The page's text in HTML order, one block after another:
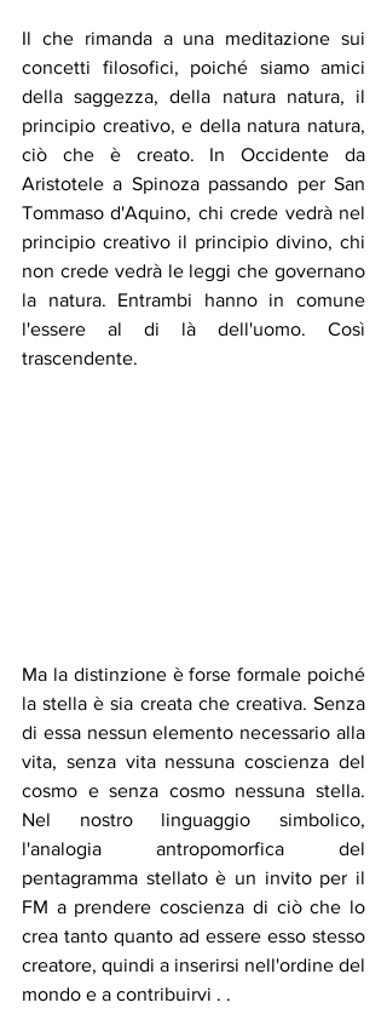
Il che rimanda a una meditazione sui
concetti filosofici, poiché siamo amici
della saggezza, della natura natura, il
principio creativo, e della natura natura,
ciò che è creato. In Occidente da
Aristotele a Spinoza passando per San
Tommaso d'Aquino, chi crede vedrà nel
principio creativo il principio divino, chi
non crede vedrà le leggi che governano
la natura. Entrambi hanno in comune
l'essere al di là dell'uomo. Così
trascendente.
Ma la distinzione è forse formale poiché
la stella è sia creata che creativa. Senza
di essa nessun elemento necessario alla
vita, senza vita nessuna coscienza del
cosmo e senza cosmo nessuna stella.
Nel nostro linguaggio simbolico,
l'analogia antropomorfica del
pentagramma stellato è un invito per il
FM a prendere coscienza di ciò che lo
crea tanto quanto ad essere esso stesso
creatore, quindi a inserirsi nell'ordine del
mondo e a contribuirvi . .